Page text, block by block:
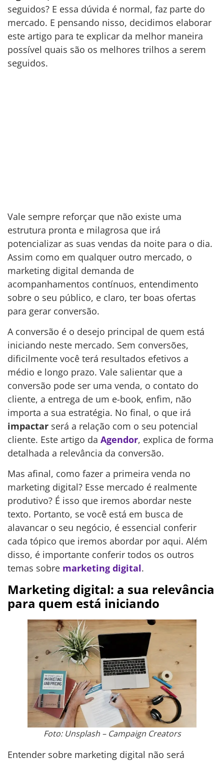
seguidos? E essa dúvida é normal, faz parte do
mercado. E pensando nisso, decidimos elaborar
este artigo para te explicar da melhor maneira
possível quais são os melhores trilhos a serem
seguidos.
Vale sempre reforçar que não existe uma
estrutura pronta e milagrosa que irá
potencializar as suas vendas da noite para o dia.
Assim como em qualquer outro mercado, o
marketing digital demanda de
acompanhamentos contínuos, entendimento
sobre o seu público, e claro, ter boas ofertas
para gerar conversão.
A conversão é o desejo principal de quem está
iniciando neste mercado. Sem conversões,
dificilmente você terá resultados efetivos a
médio e longo prazo. Vale salientar que a
conversão pode ser uma venda, o contato do
cliente, a entrega de um e-book, enfim, não
importa a sua estratégia. No final, o que irá
impactar será a relação com o seu potencial
cliente. Este artigo da Agendor, explica de forma
detalhada a relevância da conversão.
Mas afinal, como fazer a primeira venda no
marketing digital? Esse mercado é realmente
produtivo? É isso que iremos abordar neste
texto. Portanto, se você está em busca de
alavancar o seu negócio, é essencial conferir
cada tópico que iremos abordar por aqui. Além
disso, é importante conferir todos os outros
temas sobre marketing digital.
Marketing digital: a sua relevância
para quem está iniciando
Foto: Unsplash – Campaign Creators
Entender sobre marketing digital não será